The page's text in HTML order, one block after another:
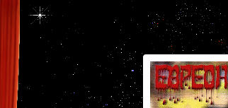
[phpBB Debug] PHP Warning : in file [ROOT]/phpbb/db/driver/
[phpBB Debug] PHP Warning
[ROOT]/phpbb/db/driver/
[phpBB Debug] PHP Warning
: in file [ROOT]/phpbb/db/driver/
[phpBB Debug] PHP Warning
: in file [ROOT]/phpbb/db/driver/
[phpBB Debug] PHP Warning
[ROOT]/phpbb/db/driver/
[phpBB Debug] PHP Warning
[ROOT]/phpbb/db/driver/